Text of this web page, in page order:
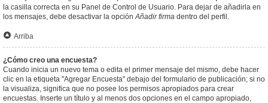
la casilla correcta en su Panel de Control de Usuario. Para dejar de añadirla en
los mensajes, debe desactivar la opciónAñadir firma dentro del perfil.
Arriba
¿Cómo creo una encuesta?
Cuando inicia un nuevo tema o edita el primer mensaje del mismo, debe hacer
clic en la etiqueta "Agregar Encuesta" debajo del formulario de publicación; si no
la visualiza, significa que no posee los permisos apropiados para crear
encuestas. Inserte un título y al menos dos opciones en el campo apropiado,